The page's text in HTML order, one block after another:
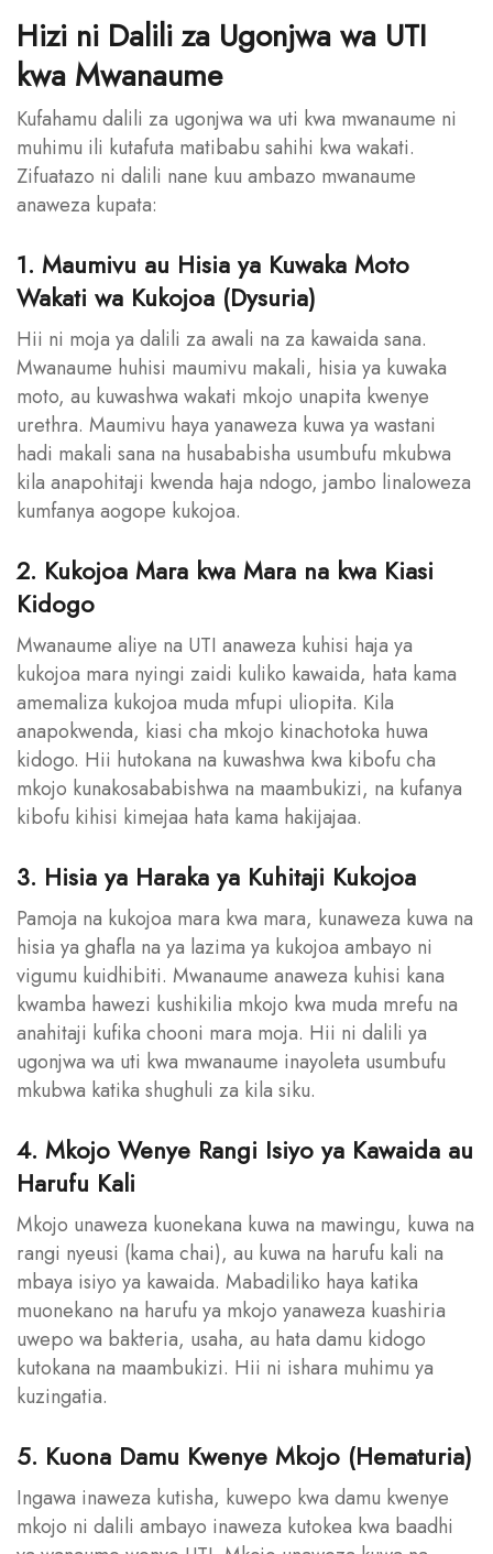
Hizi ni Dalili za Ugonjwa wa UTI
kwa Mwanaume
Kufahamu dalili za ugonjwa wa uti kwa mwanaume ni
muhimu ili kutafuta matibabu sahihi kwa wakati.
Zifuatazo ni dalili nane kuu ambazo mwanaume
anaweza kupata:
1. Maumivu au Hisia ya Kuwaka Moto
Wakati wa Kukojoa (Dysuria)
Hii ni moja ya dalili za awali na za kawaida sana.
Mwanaume huhisi maumivu makali, hisia ya kuwaka
moto, au kuwashwa wakati mkojo unapita kwenye
urethra. Maumivu haya yanaweza kuwa ya wastani
hadi makali sana na husababisha usumbufu mkubwa
kila anapohitaji kwenda haja ndogo, jambo linaloweza
kumfanya aogope kukojoa.
2. Kukojoa Mara kwa Mara na kwa Kiasi
Kidogo
Mwanaume aliye na UTI anaweza kuhisi haja ya
kukojoa mara nyingi zaidi kuliko kawaida, hata kama
amemaliza kukojoa muda mfupi uliopita. Kila
anapokwenda, kiasi cha mkojo kinachotoka huwa
kidogo. Hii hutokana na kuwashwa kwa kibofu cha
mkojo kunakosababishwa na maambukizi, na kufanya
kibofu kihisi kimejaa hata kama hakijajaa.
3. Hisia ya Haraka ya Kuhitaji Kukojoa
Pamoja na kukojoa mara kwa mara, kunaweza kuwa na
hisia ya ghafla na ya lazima ya kukojoa ambayo ni
vigumu kuidhibiti. Mwanaume anaweza kuhisi kana
kwamba hawezi kushikilia mkojo kwa muda mrefu na
anahitaji kufika chooni mara moja. Hii ni dalili ya
ugonjwa wa uti kwa mwanaume inayoleta usumbufu
mkubwa katika shughuli za kila siku.
4. Mkojo Wenye Rangi Isiyo ya Kawaida au
Harufu Kali
Mkojo unaweza kuonekana kuwa na mawingu, kuwa na
rangi nyeusi (kama chai), au kuwa na harufu kali na
mbaya isiyo ya kawaida. Mabadiliko haya katika
muonekano na harufu ya mkojo yanaweza kuashiria
uwepo wa bakteria, usaha, au hata damu kidogo
kutokana na maambukizi. Hii ni ishara muhimu ya
kuzingatia.
5. Kuona Damu Kwenye Mkojo (Hematuria)
Ingawa inaweza kutisha, kuwepo kwa damu kwenye
mkojo ni dalili ambayo inaweza kutokea kwa baadhi